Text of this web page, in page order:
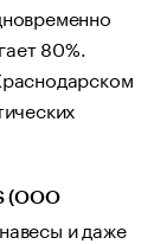
80%.
(ООО
и даже